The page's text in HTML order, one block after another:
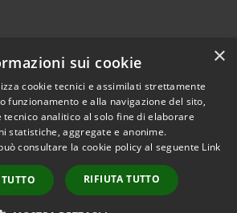
Copyright © 2025
Autorità di
Sistema Portuale
del Mare Adriatico
Centrale
Powered by
Municipium
Accesso redazione
×
sui cookie
cookie tecnici e assimilati strettamente
funzionamento e alla navigazione del sito,
tecnico analitico al solo fine di elaborare
statistiche, aggregate e anonime.
consultare la cookie policy al seguente Link
RIFIUTA TUTTO